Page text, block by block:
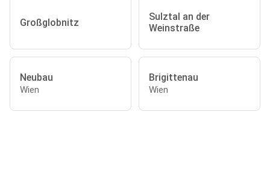
Großglobnitz
Sulztal an der
Weinstraße
Neubau
Wien
Brigittenau
Wien